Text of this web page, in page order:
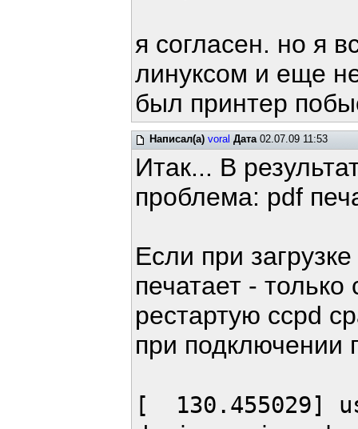
я согласен. но я
линуксом и еще
был принтер
Написал(а) voral Дата02.07.09 11:53
Итак... В
проблема: pdf
Если при
печатает - только
рестартую ccpd
при подключении
[ 130.455029]